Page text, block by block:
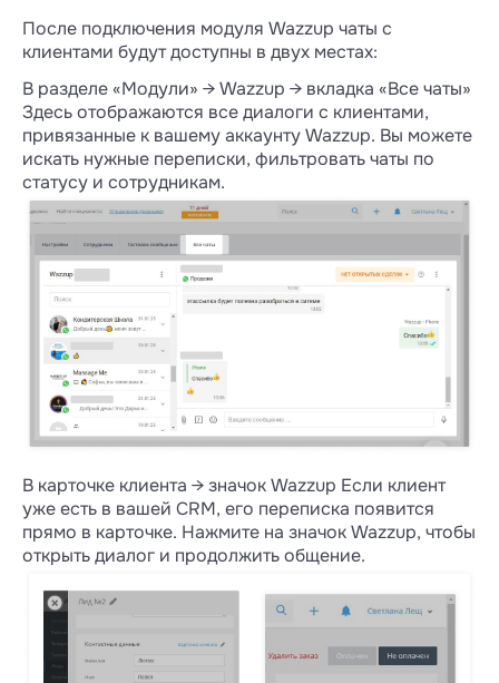
После подключения модуля Wazzup чаты с
клиентами будут доступны в двух местах:
В разделе «Модули» → Wazzup → вкладка «Все чаты»
Здесь отображаются все диалоги с клиентами,
привязанные к вашему аккаунту Wazzup. Вы можете
искать нужные переписки, фильтровать чаты по
статусу и сотрудникам.
В карточке клиента → значок Wazzup Если клиент
уже есть в вашей CRM, его переписка появится
прямо в карточке. Нажмите на значок Wazzup, чтобы
открыть диалог и продолжить общение.